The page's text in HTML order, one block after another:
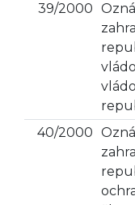
39/2000
40/2000